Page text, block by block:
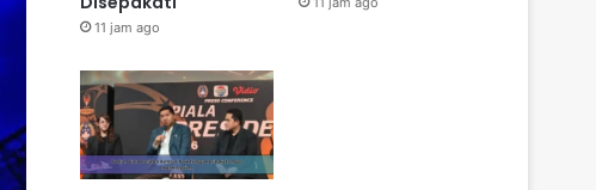
11 jam ago